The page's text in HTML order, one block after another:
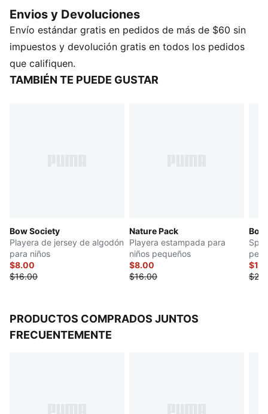
PUMA para campeones en crecimiento.
Envios y Devoluciones
Envío estándar gratis en pedidos de más de $60 sin
impuestos y devolución gratis en todos los pedidos
que califiquen.
TAMBIÉN TE PUEDE GUSTAR
Bow Society
Playera de jersey de algodón
para niños
$8.00
$16.00
Nature Pack
Playera estampada para
niños pequeños
$8.00
$16.00
PRODUCTOS COMPRADOS JUNTOS
FRECUENTEMENTE